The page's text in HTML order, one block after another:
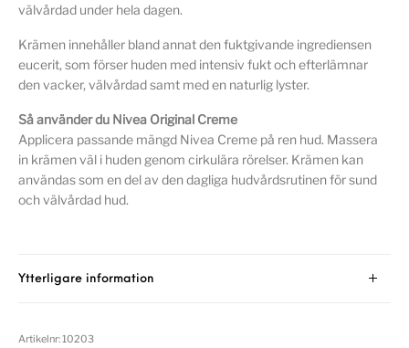
välvårdad under hela dagen.
Krämen innehåller bland annat den fuktgivande ingrediensen
eucerit, som förser huden med intensiv fukt och efterlämnar
den vacker, välvårdad samt med en naturlig lyster.
Så använder du Nivea Original Creme
Applicera passande mängd Nivea Creme på ren hud. Massera
in krämen väl i huden genom cirkulära rörelser. Krämen kan
användas som en del av den dagliga hudvårdsrutinen för sund
och välvårdad hud.
Ytterligare information
Artikelnr:10203